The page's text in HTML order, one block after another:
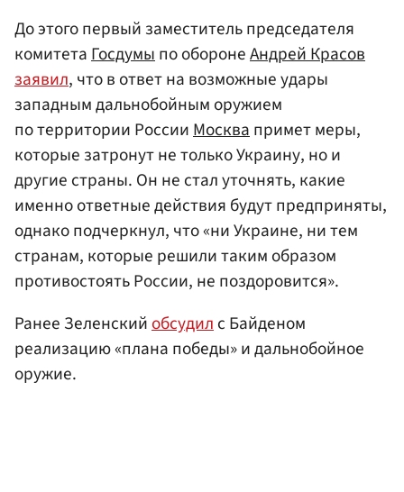
До этого первый заместитель председателя
комитетаГосдумыпо оборонеАндрей Красов
заявил, что в ответ на возможные удары
западным дальнобойным оружием
по территории РоссииМосквапримет меры,
которые затронут не только Украину, но и
другие страны. Он не стал уточнять, какие
именно ответные действия будут предприняты,
однако подчеркнул, что «ни Украине, ни тем
странам, которые решили таким образом
противостоять России, не поздоровится».
Ранее Зеленскийобсудилс Байденом
реализацию «плана победы» и дальнобойное
оружие.